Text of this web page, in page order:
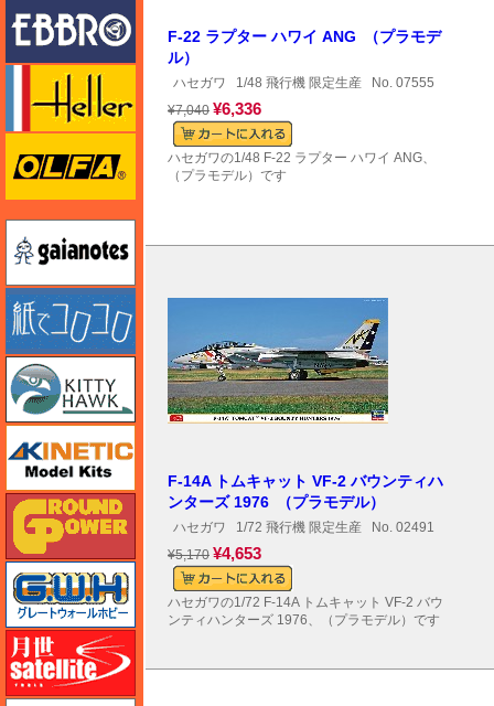
F-22 ラプター ハワイ ANG （プラモデ
ル）
ハセガワ 1/48 飛行機 限定生産 No. 07555
¥7,040 ¥6,336
ハセガワの1/48 F-22 ラプター ハワイ ANG、
（プラモデル）です
F-14A トムキャット VF-2 バウンティハ
ンターズ 1976 （プラモデル）
ハセガワ 1/72 飛行機 限定生産 No. 02491
¥5,170 ¥4,653
ハセガワの1/72 F-14A トムキャット VF-2 バウ
ンティハンターズ 1976、（プラモデル）です
オルファ
紙でコロコロ
キティホーク
ガリレオ出版 グランドパワー
グレートウォールホビー